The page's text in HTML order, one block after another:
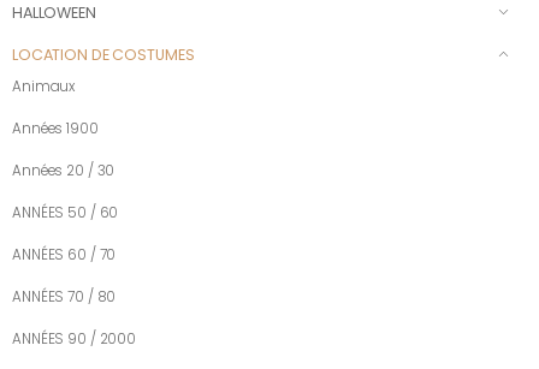
HALLOWEEN
LOCATION DE COSTUMES
Animaux
Années 1900
Années 20 / 30
ANNÉES 50 / 60
ANNÉES 60 / 70
ANNÉES 70 / 80
ANNÉES 90 / 2000